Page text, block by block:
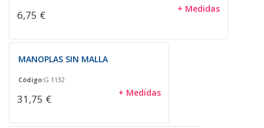
6,75 € + Medidas
MANOPLAS SIN MALLA
Código:G 1132
31,75 € + Medidas